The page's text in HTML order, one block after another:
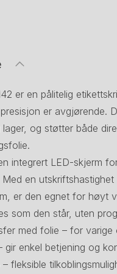
er en pålitelig
er avgjørende.
og støtter både
integrert LED-skjerm
en
er den egnet for høyt
som den står, uten
med folie – for
gir enkel betjening og
fleksible